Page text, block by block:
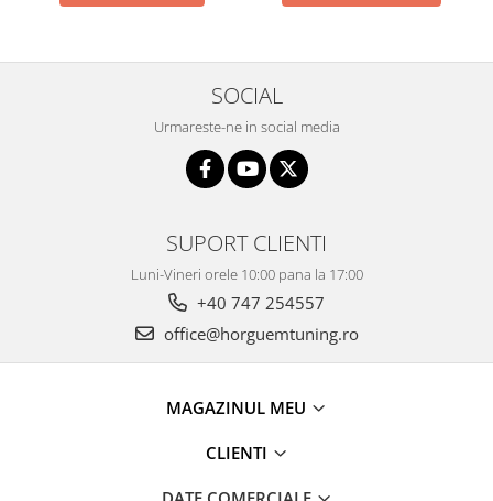
SOCIAL
Urmareste-ne in social media
SUPORT CLIENTI
Luni-Vineri orele 10:00 pana la 17:00
+40 747 254557
office@horguemtuning.ro
MAGAZINUL MEU
CLIENTI